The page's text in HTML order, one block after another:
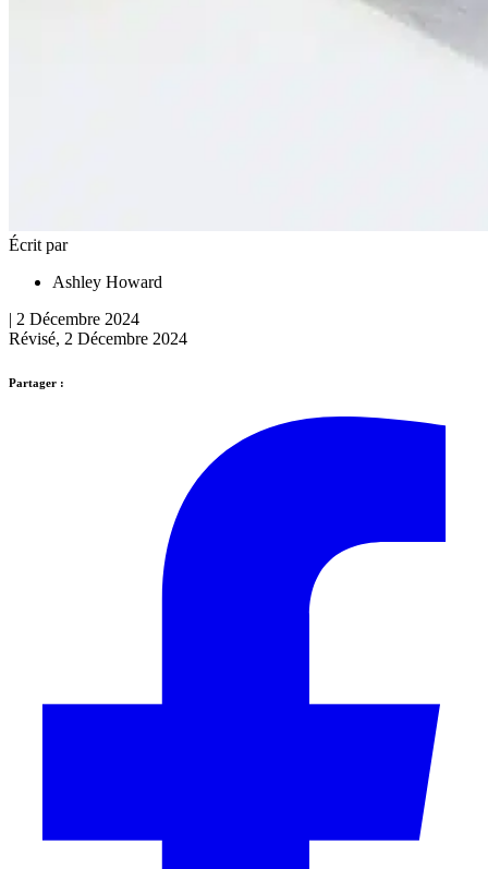
Écrit par
Ashley Howard
| 2 Décembre 2024
Révisé, 2 Décembre 2024
Partager :